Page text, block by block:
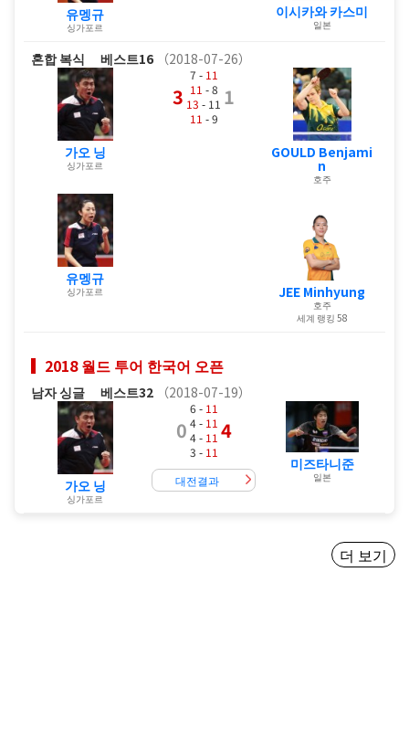
유멩규
싱가포르
이시카와 카스미
일본
혼합 복식 베스트16 （2018-07-26）
가오 닝
싱가포르
유멩규
싱가포르
3
7 - 11
11 - 8
13 - 11
11 - 9
1
GOULD Benjami
n
호주
JEE Minhyung
호주
세계 랭킹 58
2018 월드 투어 한국어 오픈
남자 싱글 베스트32 （2018-07-19）
가오 닝
싱가포르
0
6 - 11
4 - 11
4 - 11
3 - 11
4
대전결과
미즈타니준
일본
더 보기